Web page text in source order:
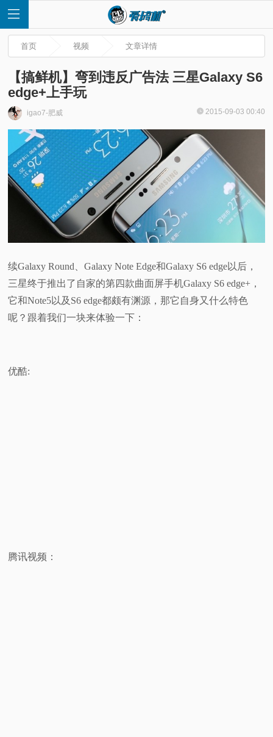
首
快
测
频
首页 视频 文章详情
【搞鲜机】弯到违反广告法 三星Galaxy S6
edge+上手玩
igao7-肥威 2015-09-03 00:40
续Galaxy Round、Galaxy Note Edge和Galaxy S6 edge以后，
三星终于推出了自家的第四款曲面屏手机Galaxy S6 edge+，
它和Note5以及S6 edge都颇有渊源，那它自身又什么特色
呢？跟着我们一块来体验一下：
优酷:
腾讯视频：